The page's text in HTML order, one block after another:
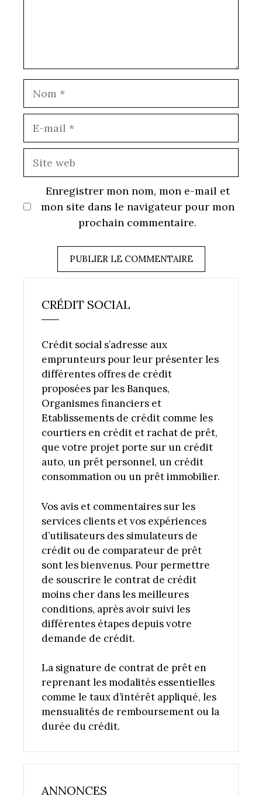
Enregistrer mon nom, mon e-mail et
mon site dans le navigateur pour mon
prochain commentaire.
CRÉDIT SOCIAL
Crédit social s’adresse aux
emprunteurs pour leur présenter les
différentes offres de crédit
proposées par les Banques,
Organismes financiers et
Etablissements de crédit comme les
courtiers en crédit et rachat de prêt,
que votre projet porte sur un crédit
auto, un prêt personnel, un crédit
consommation ou un prêt immobilier.
Vos avis et commentaires sur les
services clients et vos expériences
d’utilisateurs des simulateurs de
crédit ou de comparateur de prêt
sont les bienvenus. Pour permettre
de souscrire le contrat de crédit
moins cher dans les meilleures
conditions, après avoir suivi les
différentes étapes depuis votre
demande de crédit.
La signature de contrat de prêt en
reprenant les modalités essentielles
comme le taux d’intérêt appliqué, les
mensualités de remboursement ou la
durée du crédit.
ANNONCES